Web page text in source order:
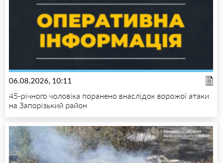
06.08.2026, 10:11
45-річного чоловіка поранено внаслідок ворожої атаки
на Запорізький район